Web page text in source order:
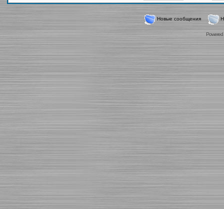
Новые сообщения